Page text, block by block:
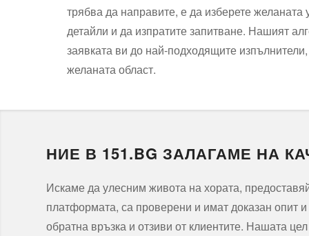
трябва да направите, е да изберете желаната
детайли и да изпратите запитване. Нашият
заявката ви до най-подходящите
желаната област.
НИЕ В 151.BG ЗАЛАГАМЕ НА
Искаме да улесним живота на хората,
платформата, са проверени и имат доказан опит
обратна връзка и отзиви от клиентите. Нашата